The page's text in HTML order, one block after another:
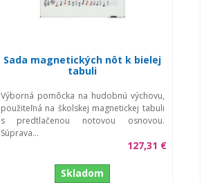
Sada magnetických nôt k bielej
tabuli
Výborná pomôcka na hudobnú výchovu,
použiteľná na školskej magnetickej tabuli
s predtlačenou notovou osnovou.
Súprava...
127,31 €
Skladom